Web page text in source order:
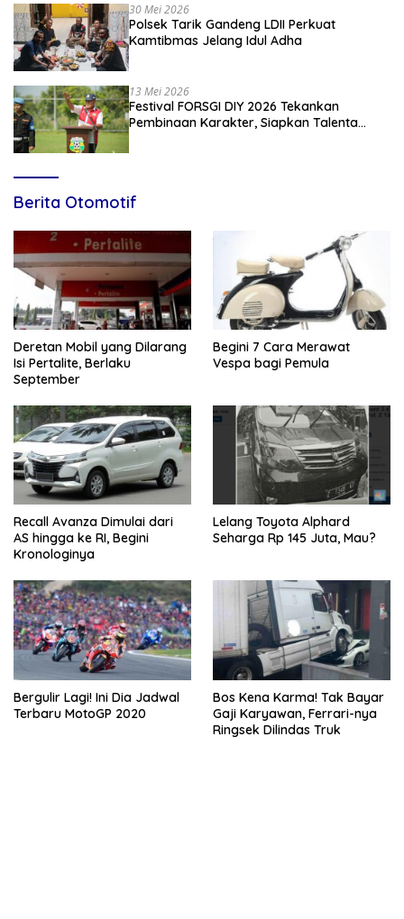
30 Mei 2026
Polsek Tarik Gandeng LDII Perkuat
Kamtibmas Jelang Idul Adha
13 Mei 2026
Festival FORSGI DIY 2026 Tekankan
Pembinaan Karakter, Siapkan Talenta
Berita Otomotif
Deretan Mobil yang Dilarang
Isi Pertalite, Berlaku
September
Begini 7 Cara Merawat
Vespa bagi Pemula
Recall Avanza Dimulai dari
AS hingga ke RI, Begini
Kronologinya
Lelang Toyota Alphard
Seharga Rp 145 Juta, Mau?
Bergulir Lagi! Ini Dia Jadwal
Terbaru MotoGP 2020
Bos Kena Karma! Tak Bayar
Gaji Karyawan, Ferrari-nya
Ringsek Dilindas Truk